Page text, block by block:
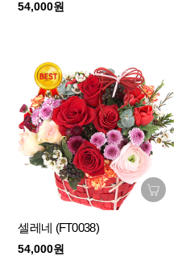
54,000원
셀레네 (FT0038)
54,000원